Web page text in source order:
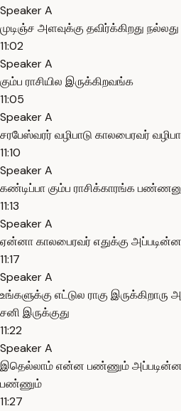
Speaker A
முடிஞ்ச அளவுக்கு தவிர்க்கிறது நல்லது
11:02
Speaker A
கும்ப ராசியில இருக்கிறவங்க
11:05
Speaker A
சரபேஸ்வரர் வழிபாடு காலபைரவர்
11:10
Speaker A
கண்டிப்பா கும்ப ராசிக்காரங்க
11:13
Speaker A
ஏன்னா காலபைரவர் எதுக்கு
11:17
Speaker A
உங்களுக்கு எட்டுல ராகு
சனி இருக்குது
11:22
Speaker A
இதெல்லாம் என்ன பண்ணும் அப்படின்னா
பண்ணும்
11:27